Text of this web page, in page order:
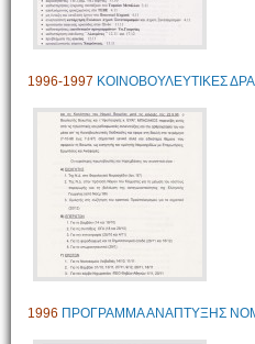
1996-1997 ΚΟΙΝΟΒΟΥΛΕΥΤΙΚΕΣ
1996 ΠΡΟΓΡΑΜΜΑ ΑΝΑΠΤΥΞΗΣ